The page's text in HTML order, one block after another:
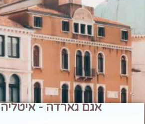
אגם גארדה - איטליה